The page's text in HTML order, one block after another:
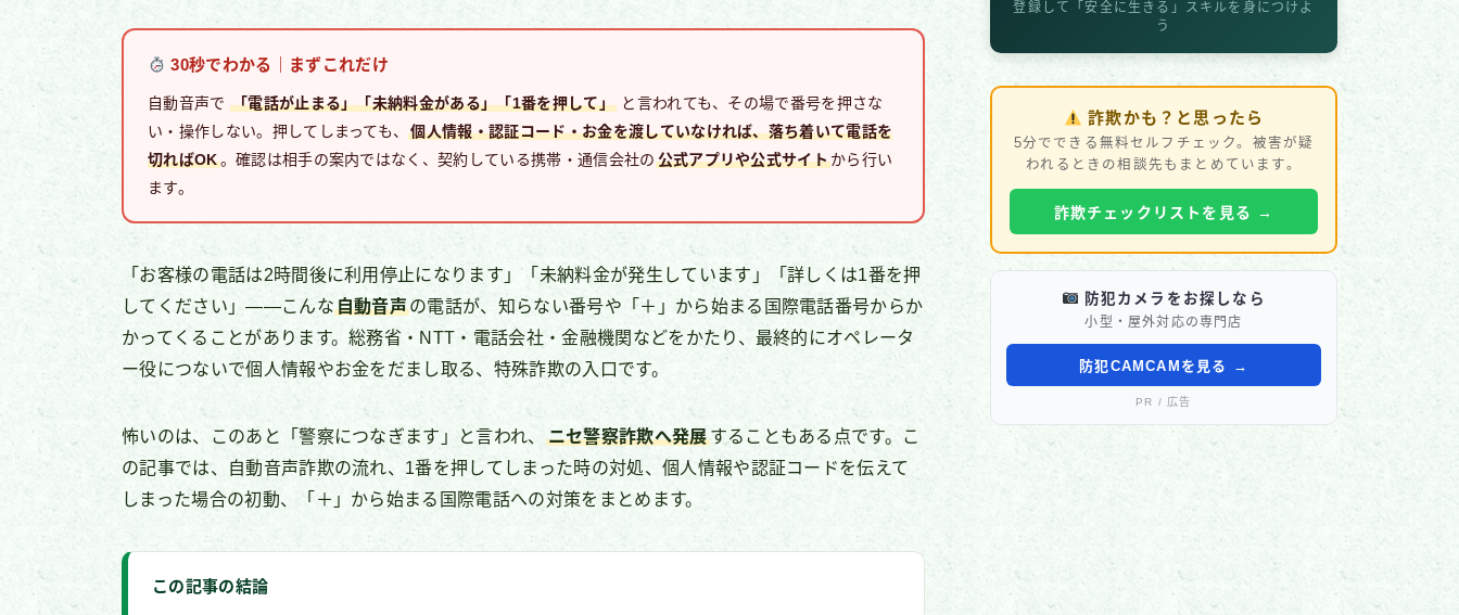
30秒でわかる｜まずこれだけ
自動音声で 「電話が止まる」「未納料金がある」「1番を押して」と言われても、その場で番号を押さな
い・操作しない。押してしまっても、個人情報・認証コード・お金を渡していなければ、落ち着いて電話を
切ればOK。確認は相手の案内ではなく、契約している携帯・通信会社の 公式アプリや公式サイトから行い
ます。
「お客様の電話は2時間後に利用停止になります」「未納料金が発生しています」「詳しくは1番を押
してください」——こんな自動音声の電話が、知らない番号や「＋」から始まる国際電話番号からか
かってくることがあります。総務省・NTT・電話会社・金融機関などをかたり、最終的にオペレータ
ー役につないで個人情報やお金をだまし取る、特殊詐欺の入口です。
怖いのは、このあと「警察につなぎます」と言われ、 ニセ警察詐欺へ発展することもある点です。こ
の記事では、自動音声詐欺の流れ、1番を押してしまった時の対処、個人情報や認証コードを伝えて
しまった場合の初動、「＋」から始まる国際電話への対策をまとめます。
この記事の結論
登録して「安全に生きる」スキルを身につけよ
う
詐欺かも？と思ったら
5分でできる無料セルフチェック。被害が疑
われるときの相談先もまとめています。
詐欺チェックリストを見る →
防犯カメラをお探しなら
小型・屋外対応の専門店
防犯CAMCAMを見る →
PR / 広告